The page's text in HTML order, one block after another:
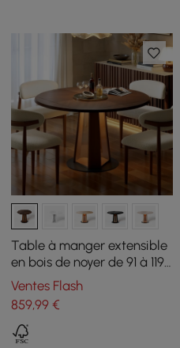
Table à manger extensible
en bois de noyer de 91 à 119
cm avec lumière LED, pour
2 à 4 personnes
Ventes Flash
859,99 €